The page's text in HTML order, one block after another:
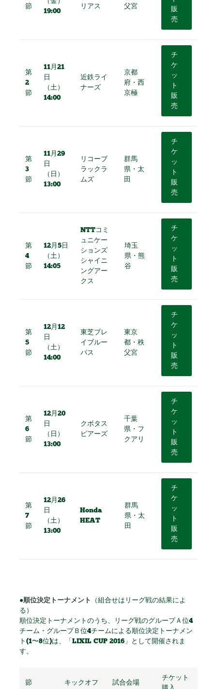
節
19:00
リアス
父宮
販
売
第
2
節
11月21
日
（土）
14:00
近鉄ライ
ナーズ
京都
府・西
京極
チ
ケ
ッ
ト
販
売
第
3
節
11月29
日
（日）
13:00
リコーブ
ラックラ
ムズ
群馬
県・太
田
チ
ケ
ッ
ト
販
売
第
4
節
12月5日
（土）
14:05
NTTコミ
ュニケー
ションズ
シャイニ
ングアー
クス
埼玉
県・熊
谷
チ
ケ
ッ
ト
販
売
第
5
節
12月12
日
（土）
14:00
東芝ブレ
イブルー
パス
東京
都・秩
父宮
チ
ケ
ッ
ト
販
売
第
6
節
12月20
日
（日）
13:00
クボタス
ピアーズ
千葉
県・フ
クアリ
チ
ケ
ッ
ト
販
売
第
7
節
12月26
日
（土）
13:00
Honda
HEAT
群馬
県・太
田
チ
ケ
ッ
ト
販
売
●順位決定トーナメント
（組合せはリーグ戦の結果によ
る）
順位決定トーナメントのうち、リーグ戦のグループＡ位4
チーム・グループＢ位4チームによる順位決定トーナメン
ト(1〜8位)は、「LIXIL CUP 2016」として開催されま
す。
節 キックオフ 試合会場
チケット